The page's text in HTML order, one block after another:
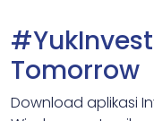
Tomorrow
Download aplikasi